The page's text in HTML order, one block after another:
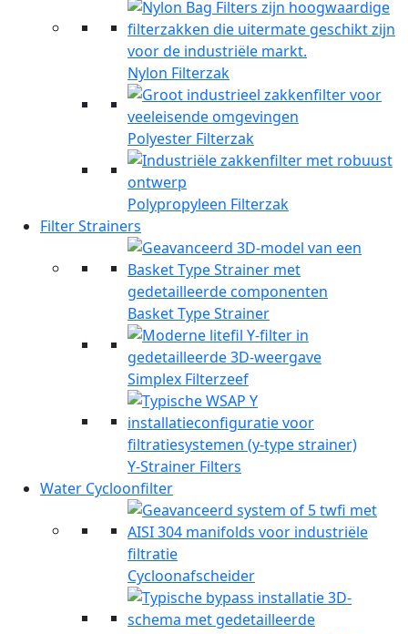
Nylon Filterzak
Polyester Filterzak
Polypropyleen Filterzak
Filter Strainers
Basket Type Strainer
Simplex Filterzeef
Y-Strainer Filters
Water Cycloonfilter
Cycloonafscheider